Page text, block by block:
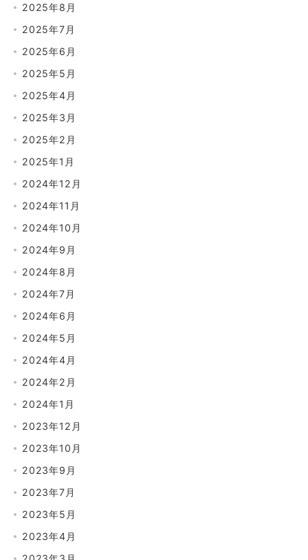
2025年8月
2025年7月
2025年6月
2025年5月
2025年4月
2025年3月
2025年2月
2025年1月
2024年12月
2024年11月
2024年10月
2024年9月
2024年8月
2024年7月
2024年6月
2024年5月
2024年4月
2024年2月
2024年1月
2023年12月
2023年10月
2023年9月
2023年7月
2023年5月
2023年4月